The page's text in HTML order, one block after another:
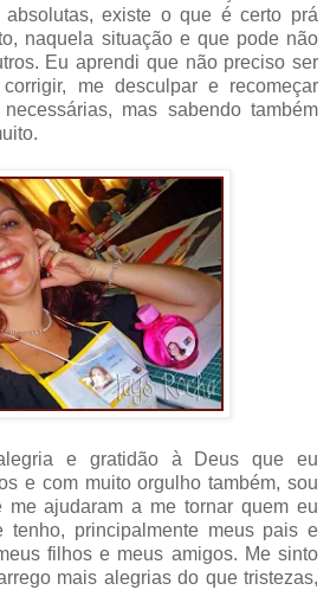
absolutas, existe o que é certo prá
naquela situação e que pode não
Eu aprendi que não preciso ser
me desculpar e recomeçar
mas sabendo também
e gratidão à Deus que eu
e com muito orgulho também, sou
me ajudaram a me tornar quem eu
principalmente meus pais e
filhos e meus amigos. Me sinto
mais alegrias do que tristezas,